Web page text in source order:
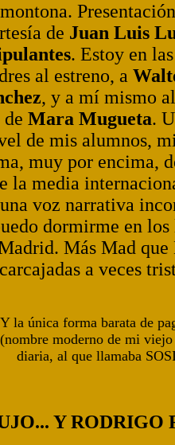
de Juan Luis
. Estoy en
al estreno, a
, y a mí mismo
de Mara Mugueta.
de mis alumnos,
muy por encima,
la media
voz narrativa
dormirme en
Más Mad que
a veces
la única forma barata de
moderno de mi
diaria, al que llamaba
Y RODRIGO